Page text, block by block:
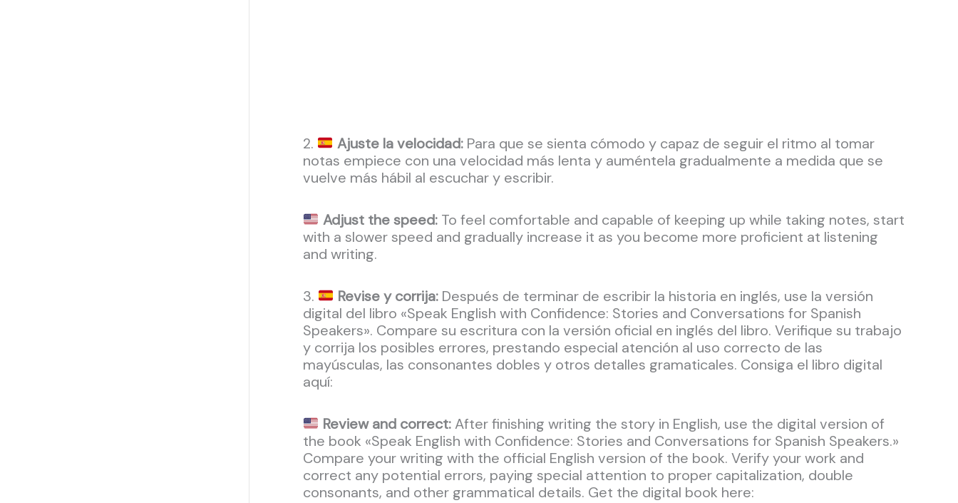
2. Ajuste la velocidad:Para que se sienta cómodo y capaz de seguir el ritmo al tomar
notas empiece con una velocidad más lenta y auméntela gradualmente a medida que se
vuelve más hábil al escuchar y escribir.
Adjust the speed: To feel comfortable and capable of keeping up while taking notes, start
with a slower speed and gradually increase it as you become more proficient at listening
and writing.
3. Revise y corrija:Después de terminar de escribir la historia en inglés, use la versión
digital del libro «Speak English with Confidence: Stories and Conversations for Spanish
Speakers». Compare su escritura con la versión oficial en inglés del libro. Verifique su trabajo
y corrija los posibles errores, prestando especial atención al uso correcto de las
mayúsculas, las consonantes dobles y otros detalles gramaticales. Consiga el libro digital
aquí:
Review and correct:After finishing writing the story in English, use the digital version of
the book «Speak English with Confidence: Stories and Conversations for Spanish Speakers.»
Compare your writing with the official English version of the book. Verify your work and
correct any potential errors, paying special attention to proper capitalization, double
consonants, and other grammatical details. Get the digital book here: